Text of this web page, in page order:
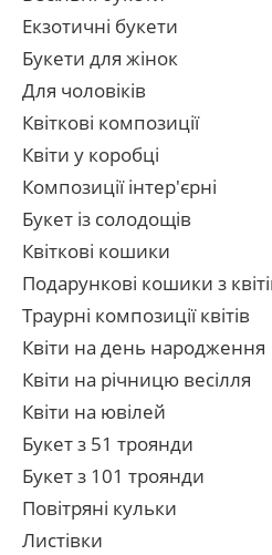
Екзотичні букети
Букети для жінок
Для чоловіків
Квіткові композиції
Квіти у коробці
Композиції інтер'єрні
Букет із солодощів
Квіткові кошики
Подарункові кошики з
Траурні композиції квітів
Квіти на день народження
Квіти на річницю весілля
Квіти на ювілей
Букет з 51 троянди
Букет з 101 троянди
Повітряні кульки
Листівки